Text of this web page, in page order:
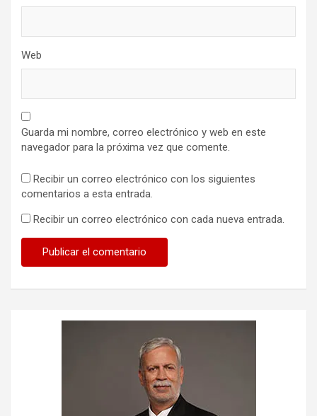
Web
Guarda mi nombre, correo electrónico y web en este
navegador para la próxima vez que comente.
Recibir un correo electrónico con los siguientes
comentarios a esta entrada.
Recibir un correo electrónico con cada nueva entrada.